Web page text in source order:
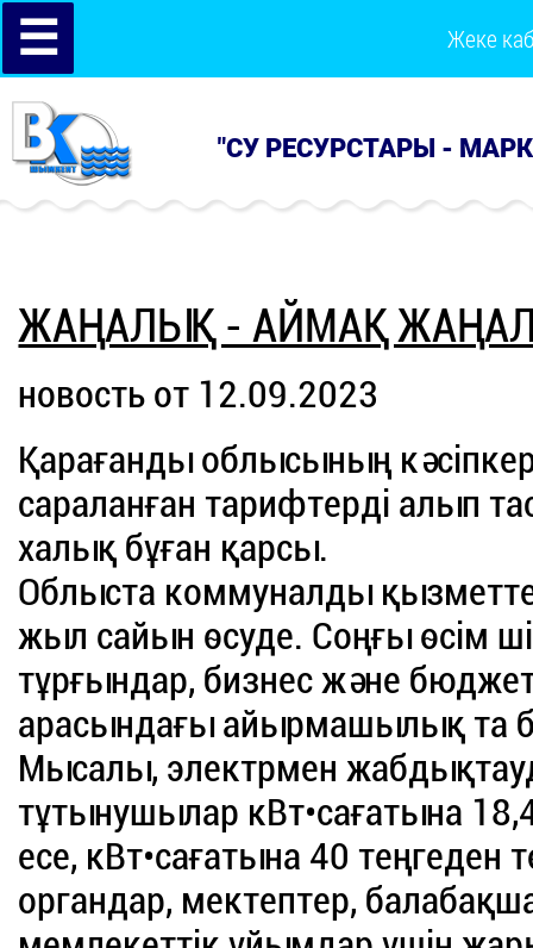
☰ Жеке
"СУ РЕСУРСТАРЫ -
ЖАҢАЛЫҚ - АЙМАҚ
новость от 12.09.2023
Қарағанды облысының
сараланған тарифтерді алып
халық бұған қарсы.
Облыста коммуналды
жыл сайын өсуде. Соңғы өсім
тұрғындар, бизнес және
арасындағы айырмашылық та
Мысалы, электрмен
тұтынушылар кВт•сағатына
есе, кВт•сағатына 40 теңгеден
органдар, мектептер,